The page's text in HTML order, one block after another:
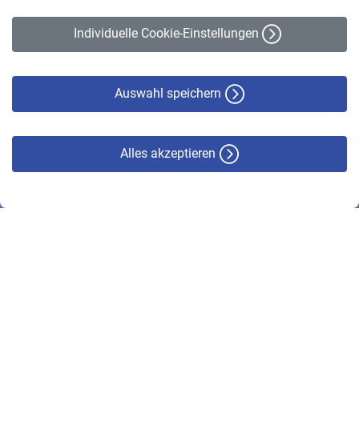
Individuelle Cookie-Einstellungen
Auswahl speichern
Alles akzeptieren
Erklärung zur Barrierefreiheit
© VBL 2026